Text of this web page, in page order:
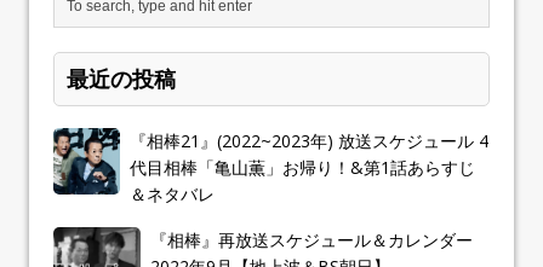
最近の投稿
『相棒21』(2022~2023年) 放送スケジュール 4
代目相棒「亀山薫」お帰り！&第1話あらすじ
＆ネタバレ
『相棒』再放送スケジュール＆カレンダー